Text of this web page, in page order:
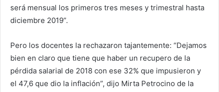
será mensual los primeros tres meses y trimestral hasta
diciembre 2019”.
Pero los docentes la rechazaron tajantemente: “Dejamos
bien en claro que tiene que haber un recupero de la
pérdida salarial de 2018 con ese 32% que impusieron y
el 47,6 que dio la inflación”, dijo Mirta Petrocino de la